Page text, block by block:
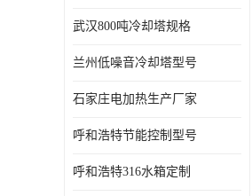
武汉800吨冷却塔规格
兰州低噪音冷却塔型号
石家庄电加热生产厂家
呼和浩特节能控制型号
呼和浩特316水箱定制